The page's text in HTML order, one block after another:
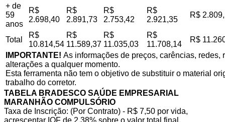
+ de
59
anos
R$
2.698,40
R$
2.891,73
R$
2.753,42
R$
2.921,35
R$
Total
R$
10.814,54
R$
11.589,37
R$
11.035,03
R$
11.708,14
R$
IMPORTANTE! As informações de preços, carências,
alterações a qualquer momento.
Esta ferramenta não tem o objetivo de substituir o material
trabalho do corretor.
TABELA BRADESCO SAÚDE EMPRESARIAL
MARANHÃO COMPULSÓRIO
Taxa de Inscrição: (Por Contrato) - R$ 7,50 por vida,